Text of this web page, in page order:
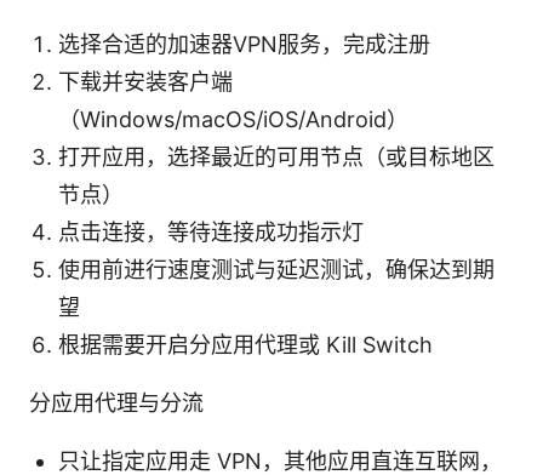
选择合适的加速器VPN服务，完成注册
下载并安装客户端
（Windows/macOS/iOS/Android）
打开应用，选择最近的可用节点（或目标地区
节点）
点击连接，等待连接成功指示灯
使用前进行速度测试与延迟测试，确保达到期
望
根据需要开启分应用代理或 Kill Switch
分应用代理与分流
只让指定应用走 VPN，其他应用直连互联网，